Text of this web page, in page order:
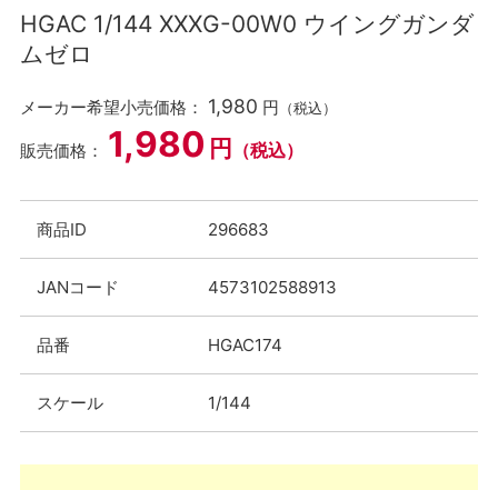
HGAC 1/144 XXXG-00W0 ウイングガンダ
ムゼロ
メーカー希望小売価格： 1,980 円 （税込）
販売価格： 1,980 円 （税込）
商品ID 296683
JANコード 4573102588913
品番 HGAC174
スケール 1/144